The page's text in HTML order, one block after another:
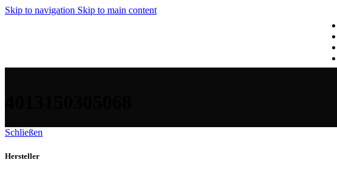
Skip to navigation Skip to main content
Schließen
Hersteller